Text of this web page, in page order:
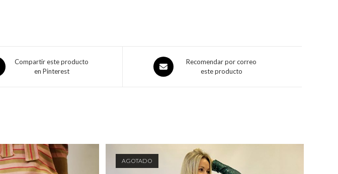
Compartir este producto
en Pinterest
Recomendar por correo
este producto
AGOTADO